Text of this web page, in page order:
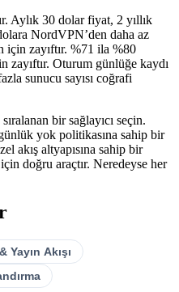
Aylık 30 dolar fiyat, 2 yıllık
NordVPN’den daha az
zayıftır. %71 ila %80
zayıftır. Oturum günlüğe kaydı
sunucu sayısı coğrafi
bir sağlayıcı seçin.
yok politikasına sahip bir
akış altyapısına sahip bir
doğru araçtır. Neredeyse her
Yayın Akışı